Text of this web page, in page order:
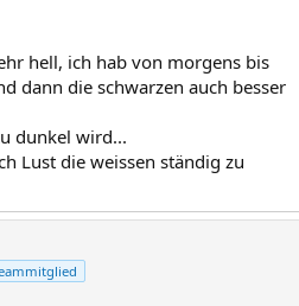
hell, ich hab von morgens bis
dann die schwarzen auch besser
dunkel wird...
Lust die weissen ständig zu